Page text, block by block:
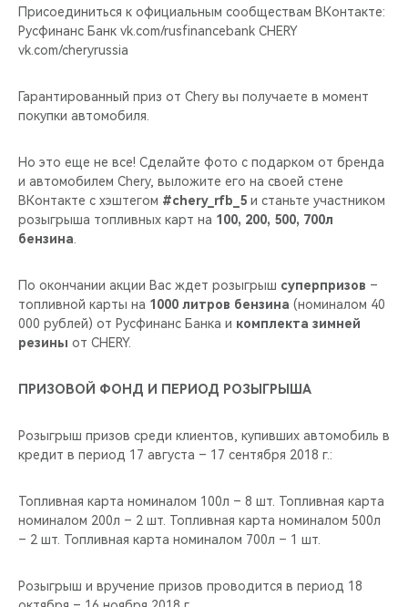
CHERY И СПОРТ
ВИДЕООБЗОРЫ
CHERY ДЛЯ ДЕТЕЙ
Присоединиться к официальным сообществам ВКонтакте:
Русфинанс Банк vk.com/rusfinancebank CHERY
vk.com/cheryrussia
Гарантированный приз от Chery вы получаете в момент
покупки автомобиля.
Но это еще не все! Сделайте фото с подарком от бренда
и автомобилем Chery, выложите его на своей стене
ВКонтакте с хэштегом #chery_rfb_5 и станьте участником
розыгрыша топливных карт на 100, 200, 500, 700л
бензина
По окончании акции Вас ждет розыгрыш суперпризов –
топливной карты на 1000 литров бензина (номиналом 40
000 рублей) от Русфинанс Банка и комплекта зимней
резины от CHERY.
ПРИЗОВОЙ ФОНД И ПЕРИОД РОЗЫГРЫША
Розыгрыш призов среди клиентов, купивших автомобиль в
кредит в период 17 августа – 17 сентября 2018 г.:
Топливная карта номиналом 100л – 8 шт. Топливная карта
номиналом 200л – 2 шт. Топливная карта номиналом 500л
– 2 шт. Топливная карта номиналом 700л – 1 шт.
Розыгрыш и вручение призов проводится в период 18